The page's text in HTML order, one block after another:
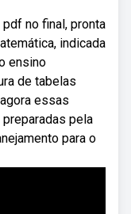
no final, pronta
indicada
ensino
de tabelas
essas
pela
para o